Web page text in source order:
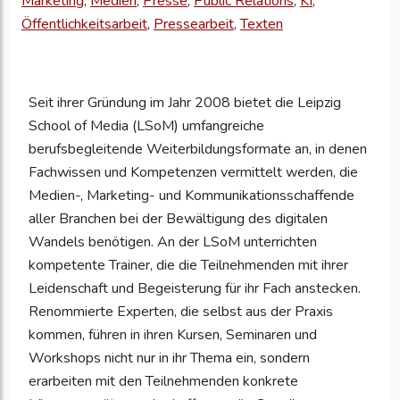
um
aktualisieren
Öffentlichkeitsarbeit, Pressearbeit,Texten
Seit ihrer Gründung im Jahr 2008 bietet die Leipzig
School of Media (LSoM) umfangreiche
berufsbegleitende Weiterbildungsformate an, in denen
Fachwissen und Kompetenzen vermittelt werden, die
Medien-, Marketing- und Kommunikationsschaffende
aller Branchen bei der Bewältigung des digitalen
Wandels benötigen. An der LSoM unterrichten
kompetente Trainer, die die Teilnehmenden mit ihrer
Leidenschaft und Begeisterung für ihr Fach anstecken.
Renommierte Experten, die selbst aus der Praxis
kommen, führen in ihren Kursen, Seminaren und
Workshops nicht nur in ihr Thema ein, sondern
erarbeiten mit den Teilnehmenden konkrete